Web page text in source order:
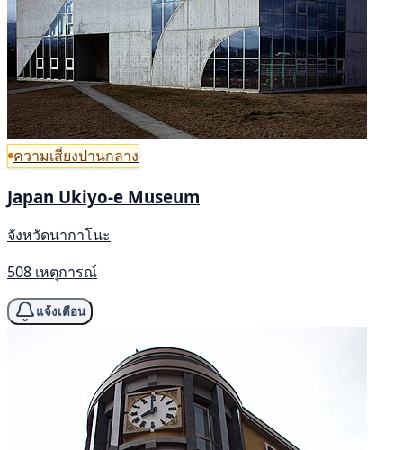
ความเสี่ยงปานกลาง
Japan Ukiyo-e Museum
จังหวัดนากาโนะ
508 เหตุการณ์
แจ้งเตือน